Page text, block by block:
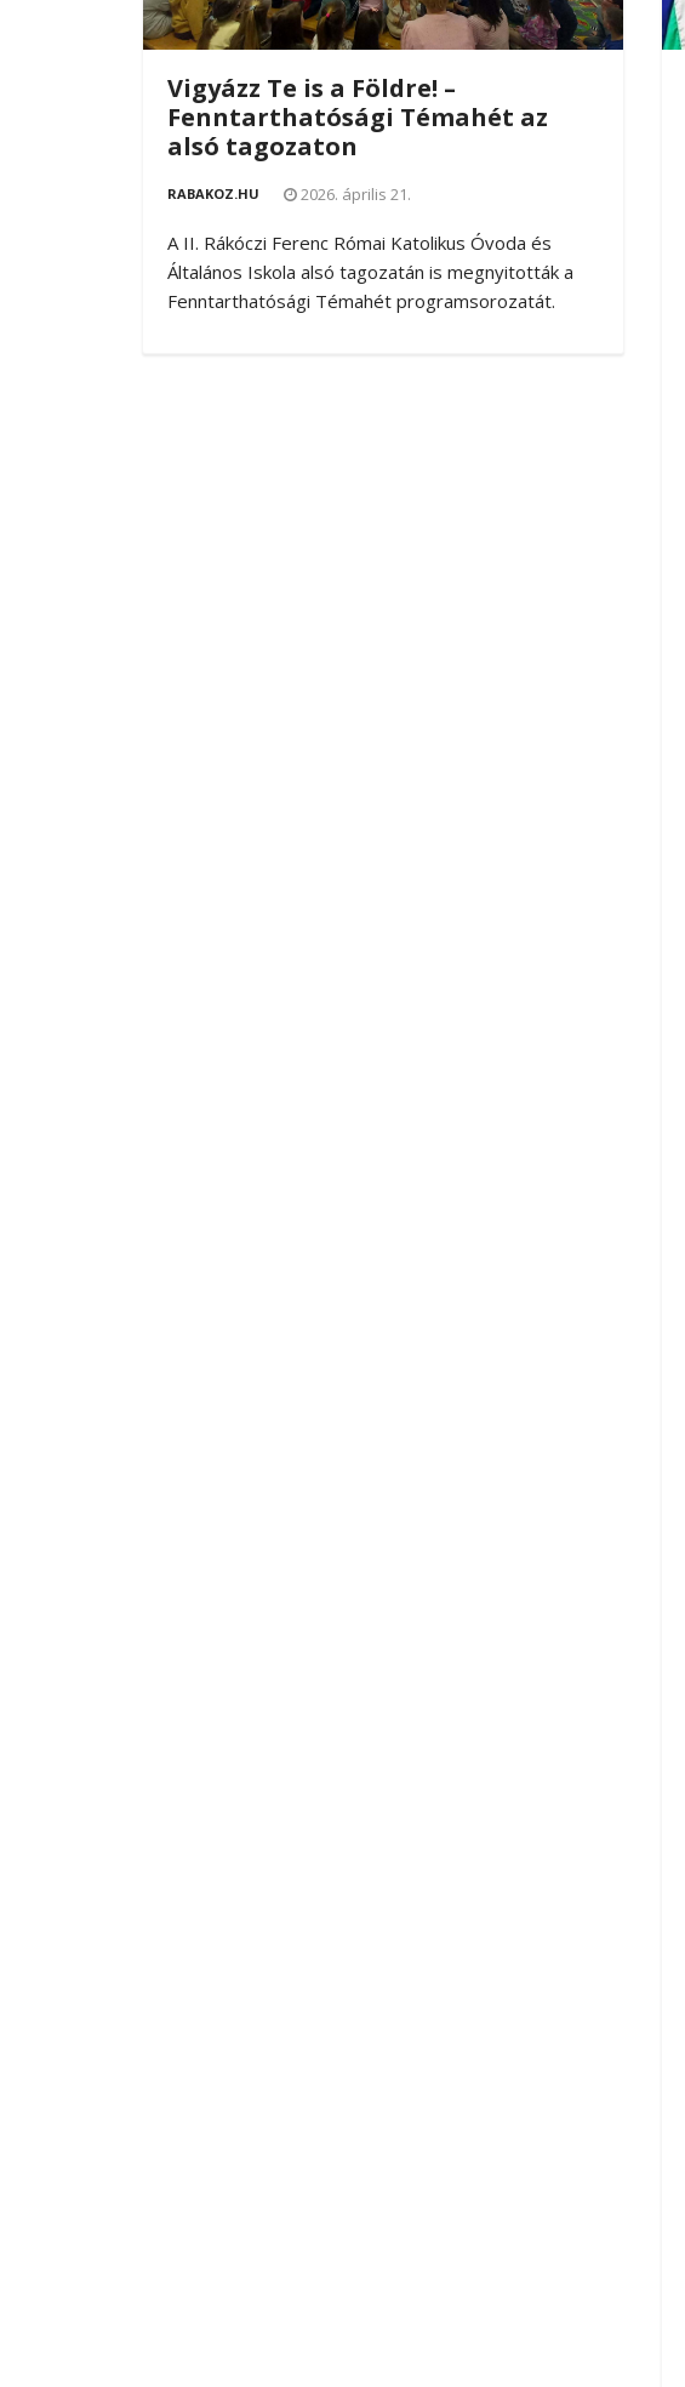
Vigyázz Te is a Földre! –
Fenntarthatósági Témahét az
alsó tagozaton
RABAKOZ.HU 2026. április 21.
A II. Rákóczi Ferenc Római Katolikus Óvoda és
Általános Iskola alsó tagozatán is megnyitották a
Fenntarthatósági Témahét programsorozatát.